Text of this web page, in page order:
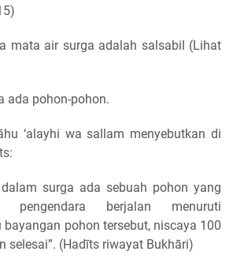
mata air surga adalah salsabil (Lihat
ada pohon-pohon.
‘alayhi wa sallam menyebutkan di
surga ada sebuah pohon yang
pengendara berjalan menuruti
pohon tersebut, niscaya 100
selesai”. (Hadīts riwayat Bukhāri)